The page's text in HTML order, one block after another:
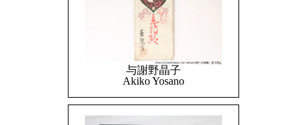
与謝野晶子
Akiko Yosano